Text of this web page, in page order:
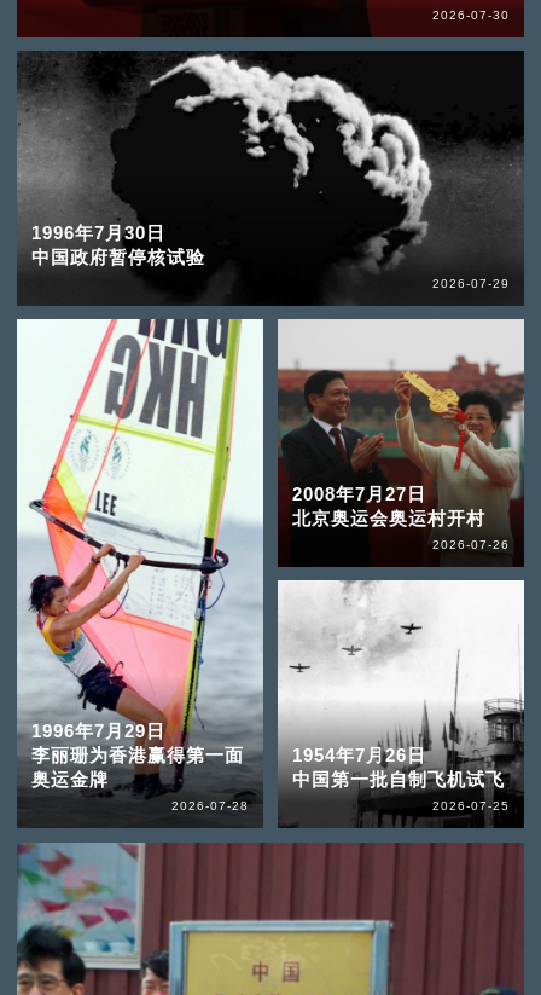
2026-07-30
1996年7月30日
中国政府暂停核试验
2026-07-29
1996年7月29日
李丽珊为香港赢得第一面
奥运金牌
2026-07-28
2008年7月27日
北京奥运会奥运村开村
2026-07-26
1954年7月26日
中国第一批自制飞机试飞
2026-07-25